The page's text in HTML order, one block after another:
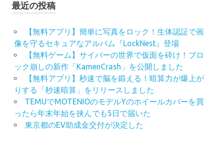
最近の投稿
【無料アプリ】簡単に写真をロック！生体認証で画
像を守るセキュアなアルバム『LockNest』登場
【無料ゲーム】サイバーの世界で仮面を砕け！ブロ
ック崩しの新作「KamenCrash」を公開しました
【無料アプリ】秒速で脳を鍛える！暗算力が爆上が
りする「秒速暗算」をリリースしました
TEMUでMOTENIOのモデルYのホイールカバーを買
ったら年末年始を挟んでも5日で届いた
東京都のEV助成金交付が決定した